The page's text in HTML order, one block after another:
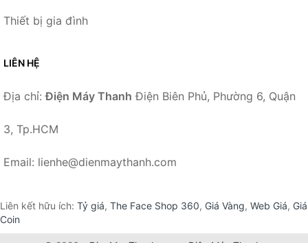
Thiết bị gia đình
LIÊN HỆ
Địa chỉ:Điện Máy Thanh Điện Biên Phủ, Phường 6, Quận
3, Tp.HCM
Email: lienhe@dienmaythanh.com
Liên kết hữu ích: Tỷ giá, The Face Shop 360, Giá Vàng, Web Giá, Giá
Coin